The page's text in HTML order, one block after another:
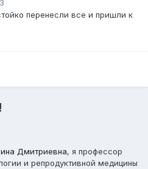
перенесли все и пришли к
Дмитриевна, я профессор
и репродуктивной медицины